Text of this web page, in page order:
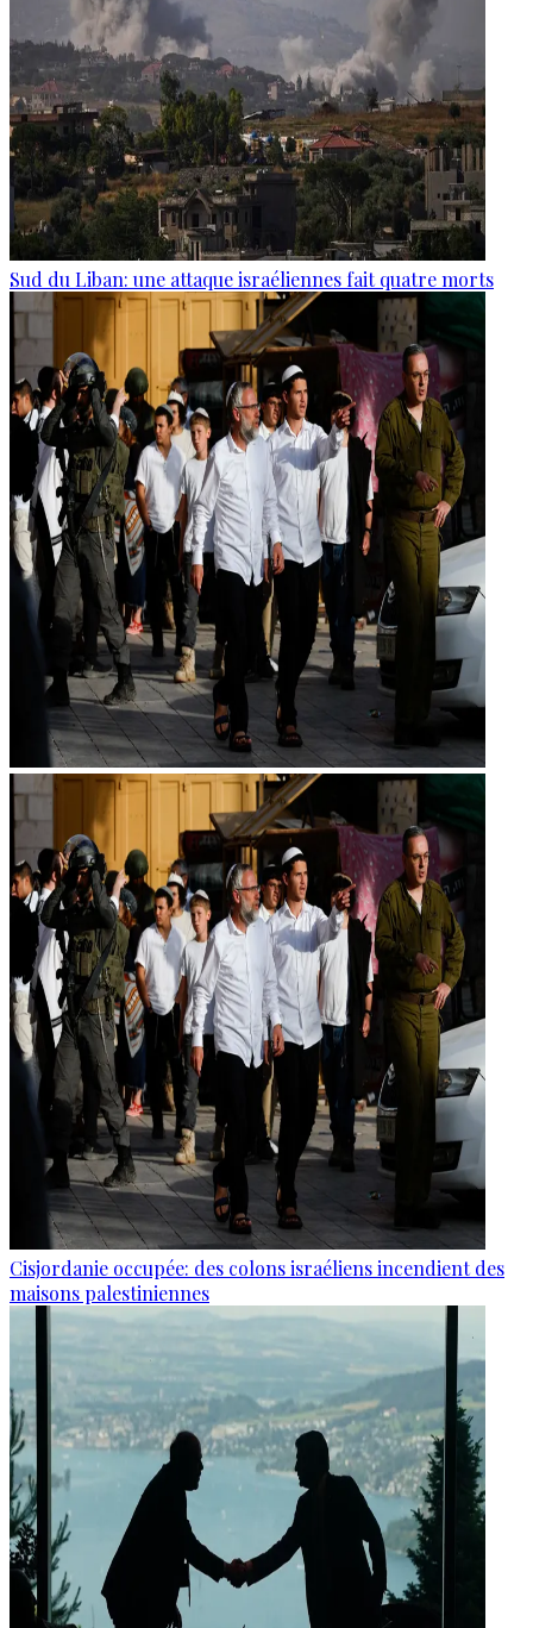
Sud du Liban: une attaque israéliennes fait quatre morts
Cisjordanie occupée: des colons israéliens incendient des
maisons palestiniennes